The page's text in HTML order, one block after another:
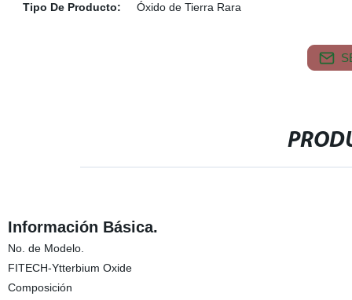
Tipo De Producto:
Óxido de Tierra Rara
Información Básica.
No. de Modelo.
FITECH-Ytterbium Oxide
Composición